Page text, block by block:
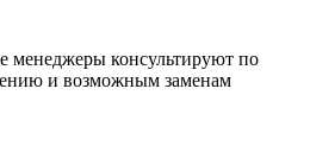
менеджеры консультируют по
и возможным заменам